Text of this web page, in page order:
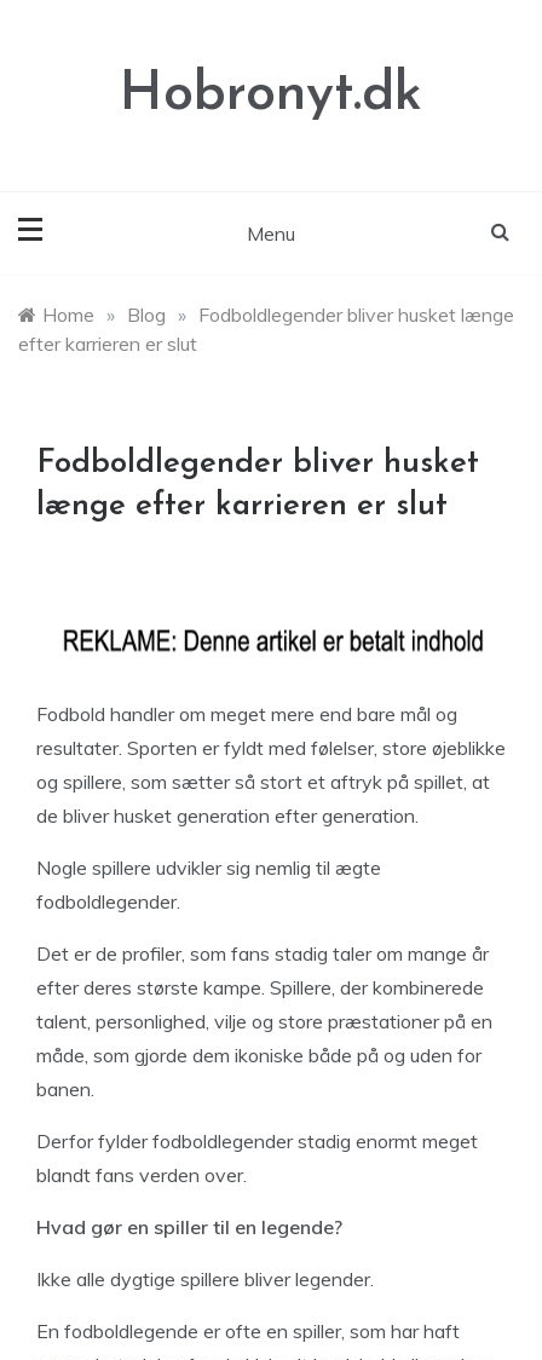
Hobronyt.dk
Menu
Home » Blog » Fodboldlegender bliver husket længe
efter karrieren er slut
Fodboldlegender bliver husket
længe efter karrieren er slut
Fodbold handler om meget mere end bare mål og
resultater. Sporten er fyldt med følelser, store øjeblikke
og spillere, som sætter så stort et aftryk på spillet, at
de bliver husket generation efter generation.
Nogle spillere udvikler sig nemlig til ægte
fodboldlegender.
Det er de profiler, som fans stadig taler om mange år
efter deres største kampe. Spillere, der kombinerede
talent, personlighed, vilje og store præstationer på en
måde, som gjorde dem ikoniske både på og uden for
banen.
Derfor fylder fodboldlegender stadig enormt meget
blandt fans verden over.
Hvad gør en spiller til en legende?
Ikke alle dygtige spillere bliver legender.
En fodboldlegende er ofte en spiller, som har haft